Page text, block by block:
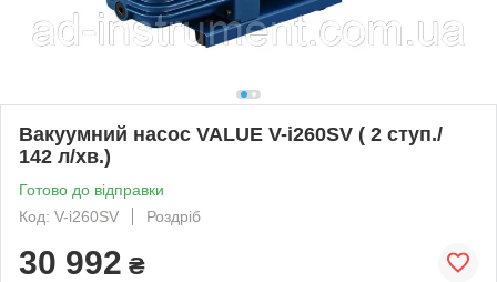
Вакуумний насос VALUE V-i260SV ( 2 ступ./
142 л/хв.)
Готово до відправки
Код: V-i260SV
Роздріб
30 992 ₴